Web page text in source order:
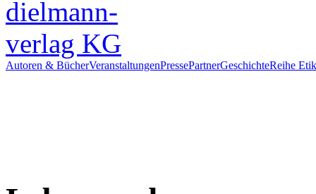
Autoren & BücherVeranstaltungenPressePartnerGeschichteReihe